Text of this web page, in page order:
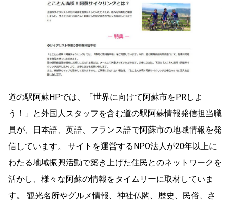
道の駅阿蘇HPでは、「世界に向けて阿蘇市をPRしよ
う！」と外国人スタッフを含む道の駅阿蘇情報発信担当職
員が、日本語、英語、フランス語で阿蘇市の地域情報を発
信しています。 サイトを運営するNPO法人が20年以上に
わたる地域振興活動で築き上げた住民とのネットワークを
活かし、様々な阿蘇の情報をタイムリーに取材していま
す。 観光名所やグルメ情報、神社仏閣、歴史、民俗、さ